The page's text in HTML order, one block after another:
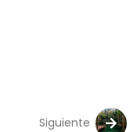
Siguiente